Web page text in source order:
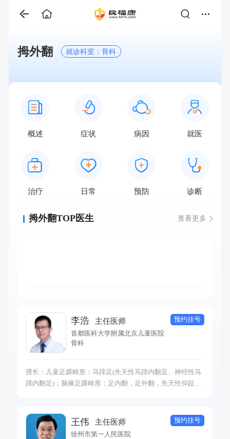
拇外翻 就诊科室：骨科
概述 症状 病因 就医
治疗 日常 预防 诊断
拇外翻TOP医生 查看更多
李浩 主任医师
首都医科大学附属北京儿童医院
骨科
预约挂号
擅长：儿童足踝畸形：马蹄足(先天性马蹄内翻足、神经性马
蹄内翻足)；脑瘫足踝畸形；足内翻，足外翻，先天性仰趾外
合、卷曲趾、槌状趾、锤状趾、爪形趾、拇外翻、多趾、并
趾、裂足、副舟骨、先天性第五趾骑跨。
王伟 主任医师
徐州市第一人民医院
预约挂号